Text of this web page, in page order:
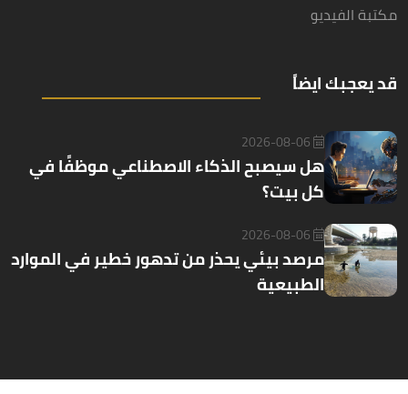
مكتبة الفيديو
قد يعجبك ايضاً
2026-08-06
هل سيصبح الذكاء الاصطناعي موظفًا في
كل بيت؟
2026-08-06
مرصد بيئي يحذر من تدهور خطير في الموارد
الطبيعية